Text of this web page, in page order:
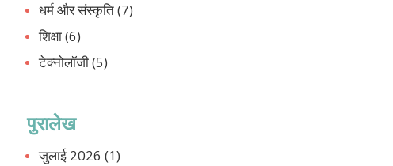
धर्म और संस्कृति(7)
शिक्षा(6)
टेक्नोलॉजी(5)
पुरालेख
जुलाई 2026 (1)